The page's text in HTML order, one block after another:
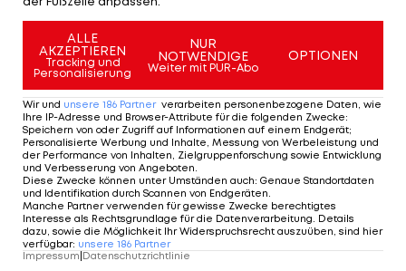
Nigerianer in eine optimale Abschlussposition
bringt. Den ersten Versuch kann Babacan noch
parieren, der Nachschuss sitzt aber (34.).
Danach brechen die Türken völlig auseinander. In
Minute 37 fällt das 4:0! Cuypers steht nach einer
Kums-Flanke genau richtig und köpft ein.
Januzaj nur noch mit Ergebniskosmetik
Damit schrauben die Belgier den Gesamtscore
ALLE
AKZEPTIEREN
Tracking und
Personalisierung
NUR
NOTWENDIGE
Weiter mit PUR-Abo
OPTIONEN
Wir und unsere 186 Partner verarbeiten personenbezogene Daten, wie
Ihre IP-Adresse und Browser-Attribute für die folgenden Zwecke:
Speichern von oder Zugriff auf Informationen auf einem Endgerät;
Personalisierte Werbung und Inhalte, Messung von Werbeleistung und
der Performance von Inhalten, Zielgruppenforschung sowie Entwicklung
und Verbesserung von Angeboten.
Diese Zwecke können unter Umständen auch: Genaue Standortdaten
und Identifikation durch Scannen von Endgeräten.
Manche Partner verwenden für gewisse Zwecke berechtigtes
Interesse als Rechtsgrundlage für die Datenverarbeitung. Details
dazu, sowie die Möglichkeit Ihr Widerspruchsrecht auszuüben, sind hier
verfügbar: unsere 186 Partner
Impressum Datenschutzrichtlinie